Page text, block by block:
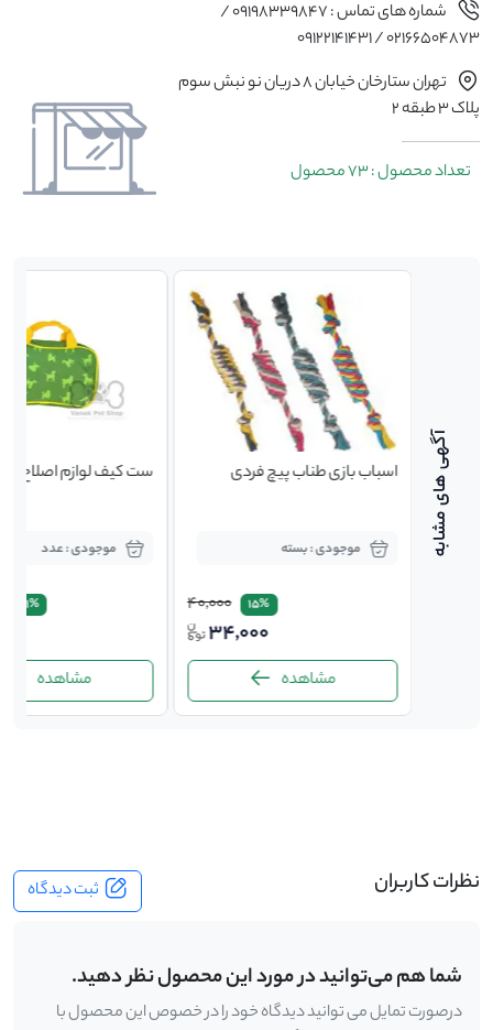
شماره های تماس : 09198339847 /
02166504873 / 09122141431
تهران ستارخان خیابان 8 دریان نو نبش سوم
پلاک 3 طبقه 2
تعداد محصول : 73 محصول
دو رنگ اسباب بازی طناب پیچ فردی
موجودی : بسته
15%
40,000
34,000
مشاهده
ست کیف لوازم اصلاح
موجودی : عدد
17.1%
مشاهده
نظرات کاربران ثبت دیدگاه
شما هم می‌توانید در مورد این محصول نظر دهید.
درصورت تمایل می توانید دیدگاه خود را در خصوص این محصول با